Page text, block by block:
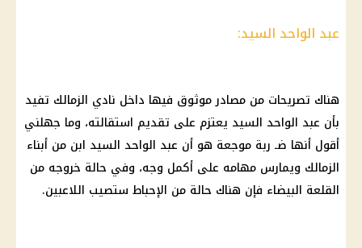
عبد الواحد السيد:
هناك تصريحات من مصادر موثوق فيها داخل نادي الزمالك تفيد
بأن عبد الواحد السيد يعتزم على تقديم استقالته، وما جهلني
أقول أنها ضـ ربة موجعة هو أن عبد الواحد السيد ابن من أبناء
الزمالك ويمارس مهامه على أكمل وجه، وفي حالة خروجه من
القلعة البيضاء فإن هناك حالة من الإحباط ستصيب اللاعبين.